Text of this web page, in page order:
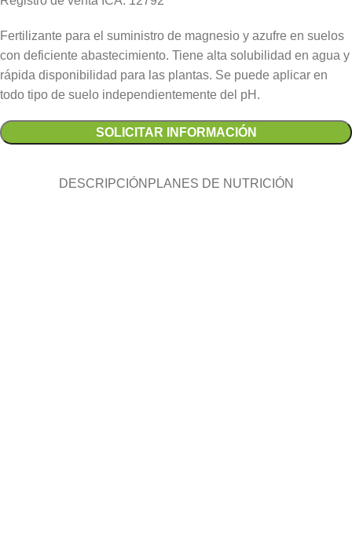
Fertilizante para el suministro de magnesio y azufre en suelos
con deficiente abastecimiento. Tiene alta solubilidad en agua y
rápida disponibilidad para las plantas. Se puede aplicar en
todo tipo de suelo independientemente del pH.
SOLICITAR INFORMACIÓN
DESCRIPCIÓN PLANES DE NUTRICIÓN